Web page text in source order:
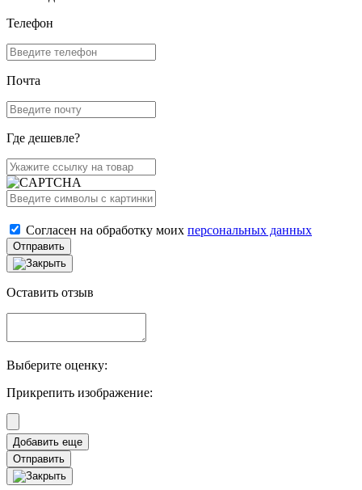
Телефон
Почта
Где дешевле?
Согласен на обработку моих персональных данных
Отправить
Оставить отзыв
Выберите оценку:
Прикрепить изображение:
Отправить